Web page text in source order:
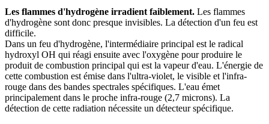
Les flammes d'hydrogène irradient faiblement. Les flammes
d'hydrogène sont donc presque invisibles. La détection d'un feu est
difficile.
Dans un feu d'hydrogène, l'intermédiaire principal est le radical
hydroxyl OH qui réagi ensuite avec l'oxygène pour produire le
produit de combustion principal qui est la vapeur d'eau. L'énergie de
cette combustion est émise dans l'ultra-violet, le visible et l'infra-
rouge dans des bandes spectrales spécifiques. L'eau émet
principalement dans le proche infra-rouge (2,7 microns). La
détection de cette radiation nécessite un détecteur spécifique.